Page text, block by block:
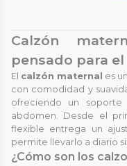
Calzón
pensado para
El calzón maternal es
con comodidad y
ofreciendo un
abdomen. Desde el
flexible entrega un
permite llevarlo a diario
¿Cómo son los